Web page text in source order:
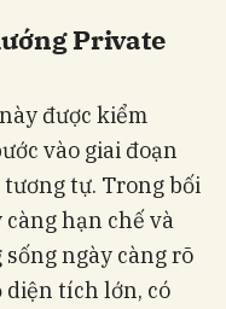
Private
được kiểm
vào giai đoạn
tự. Trong bối
hạn chế và
ngày càng rõ
diện tích lớn, có